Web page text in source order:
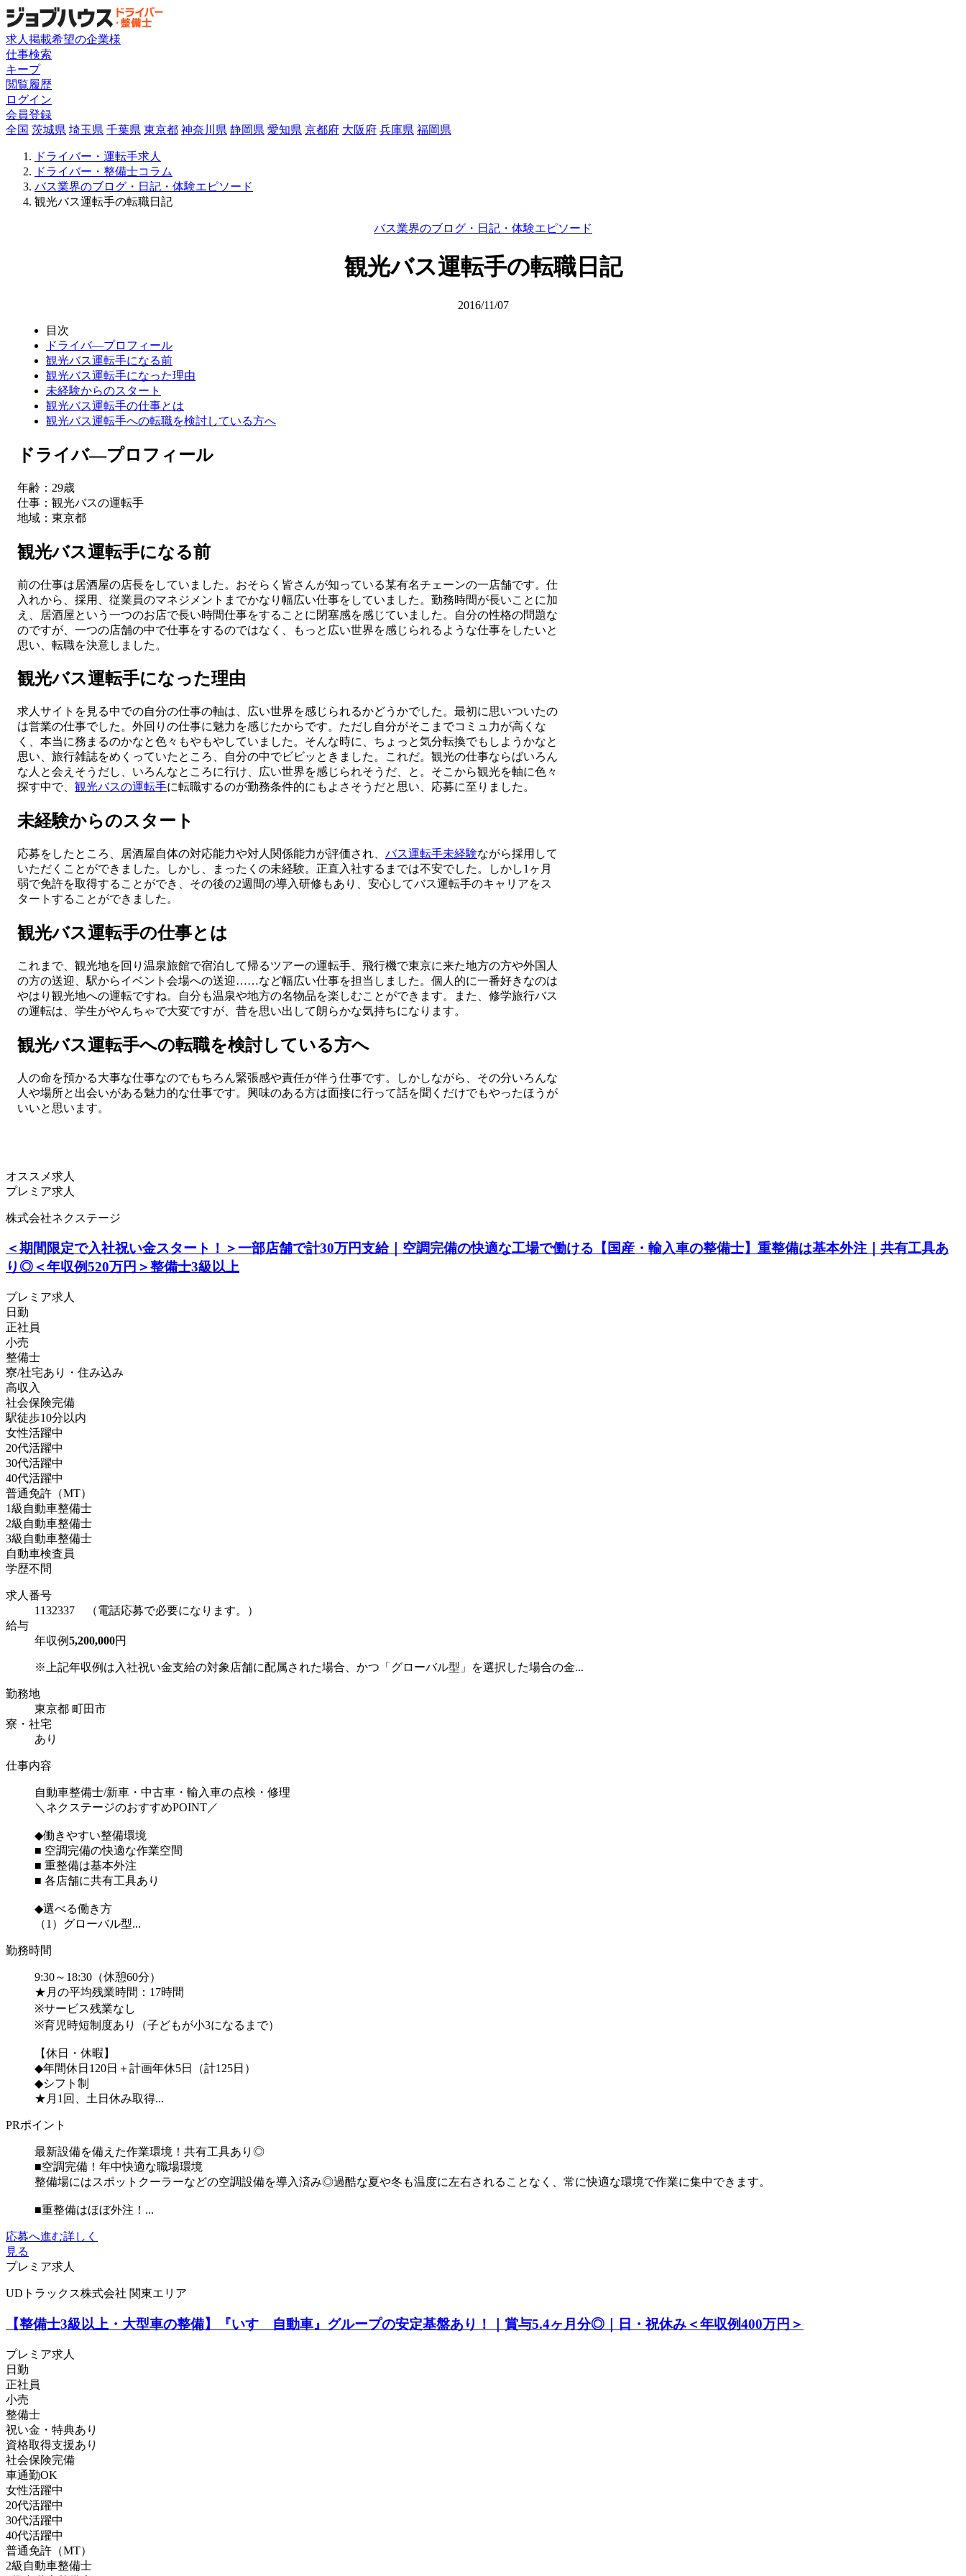
求人掲載希望の企業様
仕事検索
キープ
閲覧履歴
ログイン
会員登録
全国 茨城県 埼玉県 千葉県 東京都 神奈川県 静岡県 愛知県 京都府 大阪府 兵庫県 福岡県
ドライバー・運転手求人
ドライバー・整備士コラム
バス業界のブログ・日記・体験エピソード
観光バス運転手の転職日記
バス業界のブログ・日記・体験エピソード
観光バス運転手の転職日記
2016/11/07
目次
ドライバ―プロフィール
観光バス運転手になる前
観光バス運転手になった理由
未経験からのスタート
観光バス運転手の仕事とは
観光バス運転手への転職を検討している方へ
ドライバ―プロフィール
年齢：29歳
仕事：観光バスの運転手
地域：東京都
観光バス運転手になる前
前の仕事は居酒屋の店長をしていました。おそらく皆さんが知っている某有名チェーンの一店舗です。仕
入れから、採用、従業員のマネジメントまでかなり幅広い仕事をしていました。勤務時間が長いことに加
え、居酒屋という一つのお店で長い時間仕事をすることに閉塞感を感じていました。自分の性格の問題な
のですが、一つの店舗の中で仕事をするのではなく、もっと広い世界を感じられるような仕事をしたいと
思い、転職を決意しました。
観光バス運転手になった理由
求人サイトを見る中での自分の仕事の軸は、広い世界を感じられるかどうかでした。最初に思いついたの
は営業の仕事でした。外回りの仕事に魅力を感じたからです。ただし自分がそこまでコミュ力が高くな
く、本当に務まるのかなと色々もやもやしていました。そんな時に、ちょっと気分転換でもしようかなと
思い、旅行雑誌をめくっていたところ、自分の中でビビッときました。これだ。観光の仕事ならばいろん
な人と会えそうだし、いろんなところに行け、広い世界を感じられそうだ、と。そこから観光を軸に色々
探す中で、 観光バスの運転手に転職するのが勤務条件的にもよさそうだと思い、応募に至りました。
未経験からのスタート
応募をしたところ、居酒屋自体の対応能力や対人関係能力が評価され、 バス運転手未経験ながら採用して
いただくことができました。しかし、まったくの未経験。正直入社するまでは不安でした。しかし1ヶ月
弱で免許を取得することができ、その後の2週間の導入研修もあり、安心してバス運転手のキャリアをス
タートすることができました。
観光バス運転手の仕事とは
これまで、観光地を回り温泉旅館で宿泊して帰るツアーの運転手、飛行機で東京に来た地方の方や外国人
の方の送迎、駅からイベント会場への送迎……など幅広い仕事を担当しました。個人的に一番好きなのは
やはり観光地への運転ですね。自分も温泉や地方の名物品を楽しむことができます。また、修学旅行バス
の運転は、学生がやんちゃで大変ですが、昔を思い出して朗らかな気持ちになります。
観光バス運転手への転職を検討している方へ
人の命を預かる大事な仕事なのでもちろん緊張感や責任が伴う仕事です。しかしながら、その分いろんな
人や場所と出会いがある魅力的な仕事です。興味のある方は面接に行って話を聞くだけでもやったほうが
いいと思います。
オススメ求人
プレミア求人
株式会社ネクステージ
＜期間限定で入社祝い金スタート！＞一部店舗で計30万円支給｜空調完備の快適な工場で働ける【国産・輸入車の整備士】重整備は基本外注｜共有工具あ
り◎＜年収例520万円＞整備士3級以上
プレミア求人
日勤
正社員
小売
整備士
寮/社宅あり・住み込み
高収入
社会保険完備
駅徒歩10分以内
女性活躍中
20代活躍中
30代活躍中
40代活躍中
普通免許（MT）
1級自動車整備士
2級自動車整備士
3級自動車整備士
自動車検査員
学歴不問
求人番号
1132337 （電話応募で必要になります。）
給与
年収例5,200,000円
※上記年収例は入社祝い金支給の対象店舗に配属された場合、かつ「グローバル型」を選択した場合の金...
勤務地
東京都 町田市
寮・社宅
あり
仕事内容
自動車整備士/新車・中古車・輸入車の点検・修理
＼ネクステージのおすすめPOINT／
◆働きやすい整備環境
■ 空調完備の快適な作業空間
■ 重整備は基本外注
■ 各店舗に共有工具あり
◆選べる働き方
（1）グローバル型...
勤務時間
9:30～18:30（休憩60分）
★月の平均残業時間：17時間
※サービス残業なし
※育児時短制度あり（子どもが小3になるまで）
【休日・休暇】
◆年間休日120日＋計画年休5日（計125日）
◆シフト制
★月1回、土日休み取得...
PRポイント
最新設備を備えた作業環境！共有工具あり◎
■空調完備！年中快適な職場環境
整備場にはスポットクーラーなどの空調設備を導入済み◎過酷な夏や冬も温度に左右されることなく、常に快適な環境で作業に集中できます。
■重整備はほぼ外注！...
応募へ進む詳しく
見る
プレミア求人
UDトラックス株式会社 関東エリア
【整備士3級以上・大型車の整備】『いすゞ自動車』グループの安定基盤あり！｜賞与5.4ヶ月分◎｜日・祝休み＜年収例400万円＞
プレミア求人
日勤
正社員
小売
整備士
祝い金・特典あり
資格取得支援あり
社会保険完備
車通勤OK
女性活躍中
20代活躍中
30代活躍中
40代活躍中
普通免許（MT）
2級自動車整備士